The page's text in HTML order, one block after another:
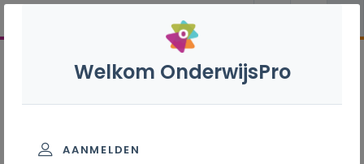
Welkom OnderwijsPro
AANMELDEN